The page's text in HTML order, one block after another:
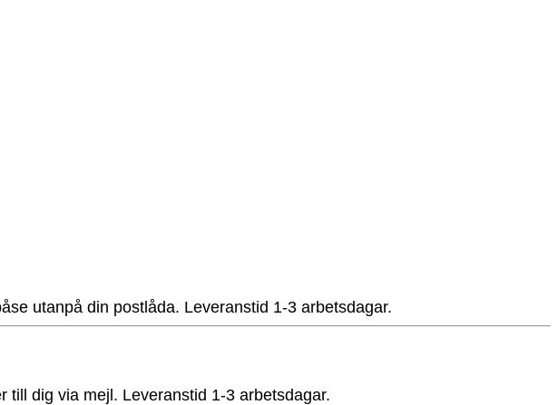
utanpå din postlåda. Leveranstid 1-3 arbetsdagar.
till dig via mejl. Leveranstid 1-3 arbetsdagar.